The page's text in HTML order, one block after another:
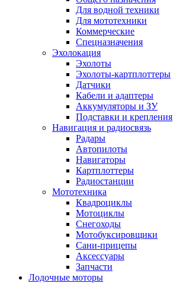
Для водной техники
Для мототехники
Коммерческие
Спецназначения
Эхолокация
Эхолоты
Эхолоты-картплоттеры
Датчики
Кабели и адаптеры
Аккумуляторы и ЗУ
Подставки и крепления
Навигация и радиосвязь
Радары
Автопилоты
Навигаторы
Картплоттеры
Радиостанции
Мототехника
Квадроциклы
Мотоциклы
Снегоходы
Мотобуксировщики
Сани-прицепы
Аксессуары
Запчасти
Лодочные моторы